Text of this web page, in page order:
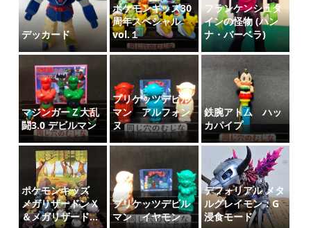
デッカード
ポケモンキッズ30
周年スペシャル
vol.１
フランケンシュタ
インの怪物 (ハン
ナ・バーベラ)
マジンガーＺ大乱
闘3.0 デビルマン
プリケッツデビル
マン アルフォン
ヌ
鉄腕アトム ハッ
カパイプ
ポケモンキッズ
メガリザードンＸ
＆メガリザード...
プリケッツデビル
マン イヤモン
デフォリアル メタ
ルグレイモン：G
浸食モード